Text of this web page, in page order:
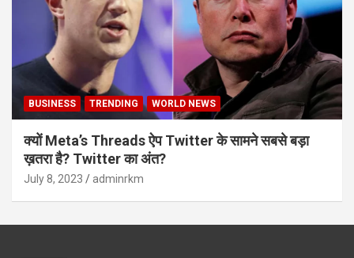
BUSINESS TRENDING WORLD NEWS
क्यों Meta’s Threads ऐप Twitter के सामने सबसे बड़ा
ख़तरा है? Twitter का अंत?
July 8, 2023 adminrkm